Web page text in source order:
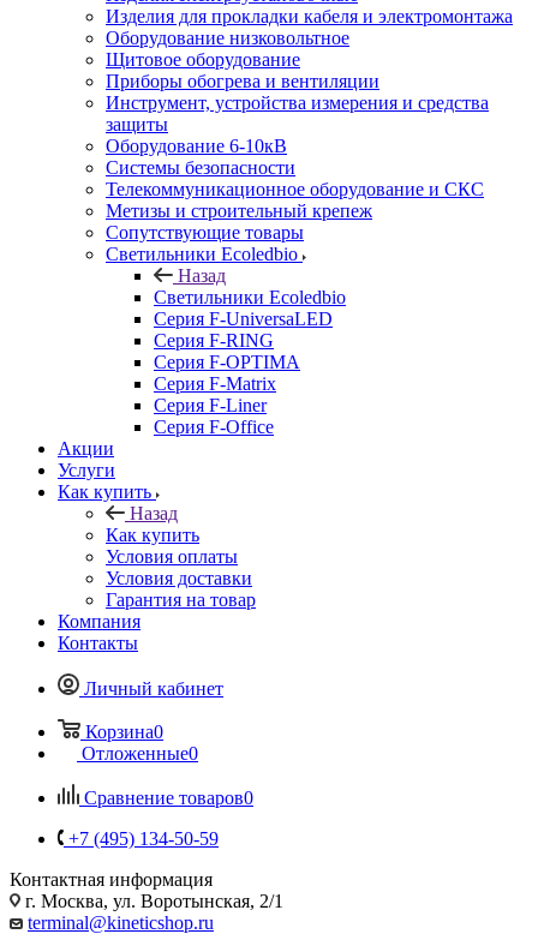
Изделия для прокладки кабеля и электромонтажа
Оборудование низковольтное
Щитовое оборудование
Приборы обогрева и вентиляции
Инструмент, устройства измерения и средства
защиты
Оборудование 6-10кВ
Системы безопасности
Телекоммуникационное оборудование и СКС
Метизы и строительный крепеж
Сопутствующие товары
Светильники Ecoledbio
Назад
Светильники Ecoledbio
Серия F-UniversaLED
Серия F-RING
Серия F-OPTIMA
Серия F-Matrix
Серия F-Liner
Серия F-Office
Акции
Услуги
Как купить
Назад
Как купить
Условия оплаты
Условия доставки
Гарантия на товар
Компания
Контакты
Личный кабинет
Корзина0
Отложенные0
Сравнение товаров0
+7 (495) 134-50-59
Контактная информация
г. Москва, ул. Воротынская, 2/1
terminal@kineticshop.ru